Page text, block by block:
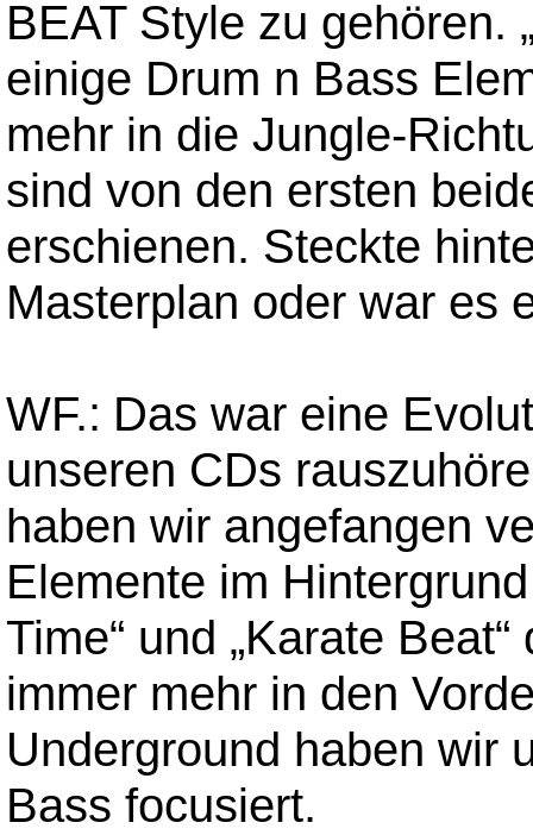
BEAT Style zu gehören.
einige Drum n Bass
mehr in die Jungle-
sind von den ersten
erschienen. Steckte
Masterplan oder war es
WF.: Das war eine
unseren CDs
haben wir angefangen
Elemente im
Time“ und „Karate
immer mehr in den
Underground haben wir
Bass focusiert.